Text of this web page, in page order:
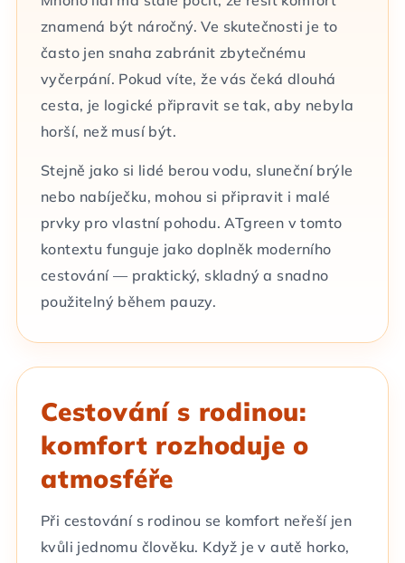
znamená být náročný. Ve skutečnosti je to
často jen snaha zabránit zbytečnému
vyčerpání. Pokud víte, že vás čeká dlouhá
cesta, je logické připravit se tak, aby nebyla
horší, než musí být.
Stejně jako si lidé berou vodu, sluneční brýle
nebo nabíječku, mohou si připravit i malé
prvky pro vlastní pohodu. ATgreen v tomto
kontextu funguje jako doplněk moderního
cestování — praktický, skladný a snadno
použitelný během pauzy.
Cestování s rodinou:
komfort rozhoduje o
atmosféře
Při cestování s rodinou se komfort neřeší jen
kvůli jednomu člověku. Když je v autě horko,